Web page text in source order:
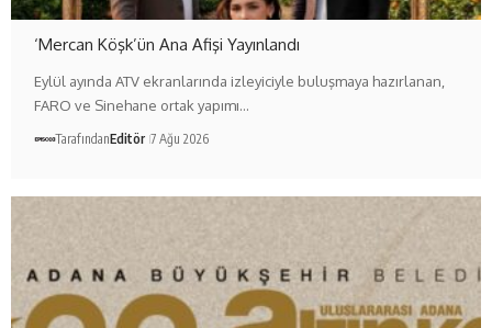
‘Mercan Köşk’ün Ana Afişi Yayınlandı
Eylül ayında ATV ekranlarında izleyiciyle buluşmaya hazırlanan,
FARO ve Sinehane ortak yapımı…
TarafındanEditör 7 Ağu 2026